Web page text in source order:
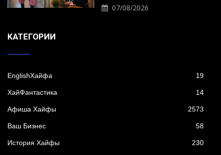
07/08/2026
KАТЕГОРИИ
EnglishХайфа 19
XайФантастика 14
Афиша Хайфы 2573
Ваш Бизнес 58
История Хайфы 230